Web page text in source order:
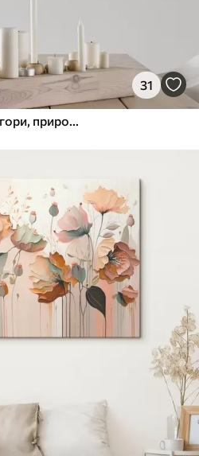
31
Луг з рожевими квітами, гори, природний краєвид, блакитне небо з хмарами, акрил